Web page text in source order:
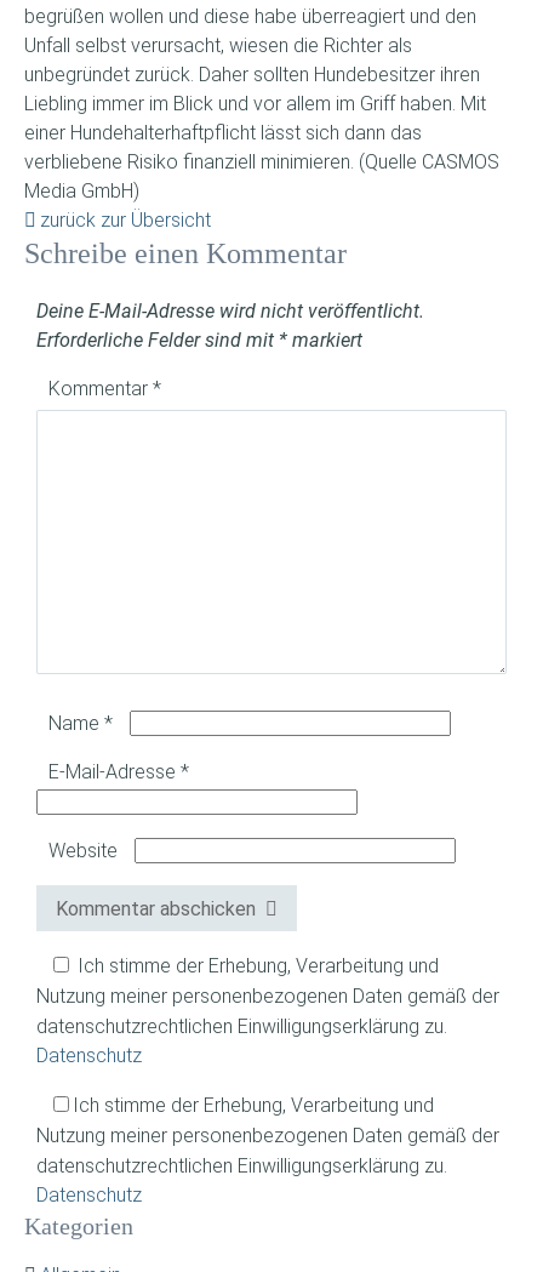
begrüßen wollen und diese habe überreagiert und den
Unfall selbst verursacht, wiesen die Richter als
unbegründet zurück. Daher sollten Hundebesitzer ihren
Liebling immer im Blick und vor allem im Griff haben. Mit
einer Hundehalterhaftpflicht lässt sich dann das
verbliebene Risiko finanziell minimieren. (Quelle CASMOS
Media GmbH)
zurück zur Übersicht
Schreibe einen Kommentar
Deine E-Mail-Adresse wird nicht veröffentlicht.
Erforderliche Felder sind mit * markiert
Kommentar *
Name *
E-Mail-Adresse *
Website
Kommentar abschicken
Ich stimme der Erhebung, Verarbeitung und
Nutzung meiner personenbezogenen Daten gemäß der
datenschutzrechtlichen Einwilligungserklärung zu.
Datenschutz
Ich stimme der Erhebung, Verarbeitung und
Nutzung meiner personenbezogenen Daten gemäß der
datenschutzrechtlichen Einwilligungserklärung zu.
Datenschutz
Kategorien